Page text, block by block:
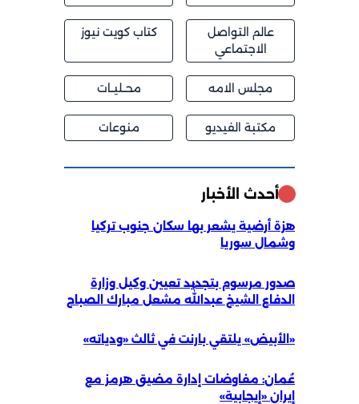
عالم التواصل
الاجتماعي
كتاب كويت نيوز
مجلس الامه
مكتبة الفيديو
أحدث الأخبار
هزة أرضية يشعر بها سكان جنوب تركيا
وشمال سوريا
صدور مرسوم بتجديد تعيين وكيل وزارة
الدفاع الشيخ عبداللّٰه مشعل مبارك الصباح
«الأبيض» يلتقي بارنت في ثالث «ودياته»
عُمان: مفاوضات إدارة مضيق هرمز مع
إيران «إيجابية»